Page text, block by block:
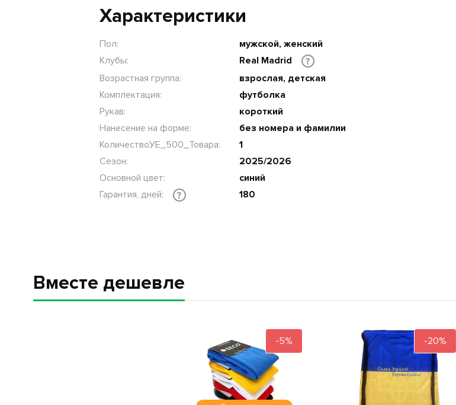
Характеристики
Пол:
мужской, женский
Клубы:
Real Madrid
?
Возрастная группа:
взрослая, детская
Комплектация:
футболка
Рукав:
короткий
Нанесение на форме:
без номера и фамилии
КоличествоУЕ_500_Товара:
1
Сезон:
2025/2026
Основной цвет:
синий
Гарантия, дней:
? 180
Вместе дешевле
-5% -20%